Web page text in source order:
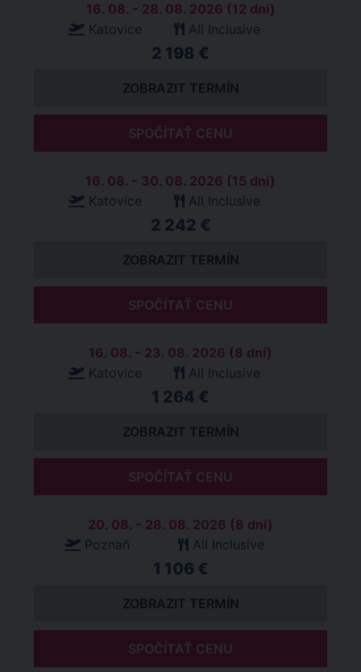
16. 08. - 28. 08. 2026 (12 dní)
Katovice
All Inclusive
2 198 €
ZOBRAZIT TERMÍN
SPOČÍTAŤ CENU
16. 08. - 30. 08. 2026 (15 dní)
Katovice
All Inclusive
2 242 €
ZOBRAZIT TERMÍN
SPOČÍTAŤ CENU
16. 08. - 23. 08. 2026 (8 dní)
Katovice
All Inclusive
1 264 €
ZOBRAZIT TERMÍN
SPOČÍTAŤ CENU
20. 08. - 28. 08. 2026 (8 dní)
Poznaň
All Inclusive
1 106 €
ZOBRAZIT TERMÍN
SPOČÍTAŤ CENU